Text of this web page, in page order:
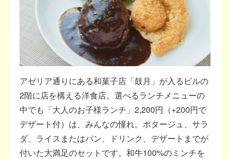
アゼリア通りにある和菓子店「鼓月」が入るビルの
2階に店を構える洋食店。選べるランチメニューの
中でも「大人のお子様ランチ」2,200円（+200円で
デザート付）は、みんなの憧れ。ポタージュ、サラ
ダ、ライスまたはパン、ドリンク、デザートまでが
付いた大満足のセットです。和牛100%のミンチを